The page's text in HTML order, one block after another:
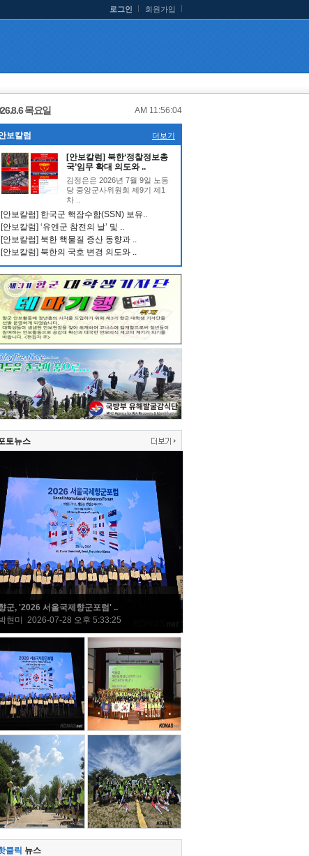
로그인 회원가입
목요일 AM 11:56:05
보칼럼 더보기
[안보칼럼] 북한‘정찰정보총
국’임무 확대 의도와 ..
김정은은 2026년 7월 9일 노동
당 중앙군사위원회 제9기 제1
차 ..
[안보칼럼] 한국군 핵잠수함(SSN) 보유..
[안보칼럼] ‘유엔군 참전의 날’ 및 ..
[안보칼럼] 북한 핵물질 증산 동향과 ..
[안보칼럼] 북한의 국호 변경 의도와 ..
토뉴스
군, '2026 서울국제향군포럼' ..
현미 2026-07-28 오후 5:33:25
클릭 뉴스